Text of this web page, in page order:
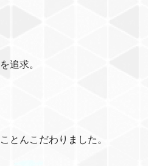
追求。
とんこだわりました。